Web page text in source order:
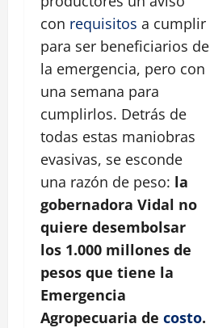
con requisitos a cumplir
para ser beneficiarios de
la emergencia, pero con
una semana para
cumplirlos. Detrás de
todas estas maniobras
evasivas, se esconde
una razón de peso: la
gobernadora Vidal no
quiere desembolsar
los 1.000 millones de
pesos que tiene la
Emergencia
Agropecuaria de costo.